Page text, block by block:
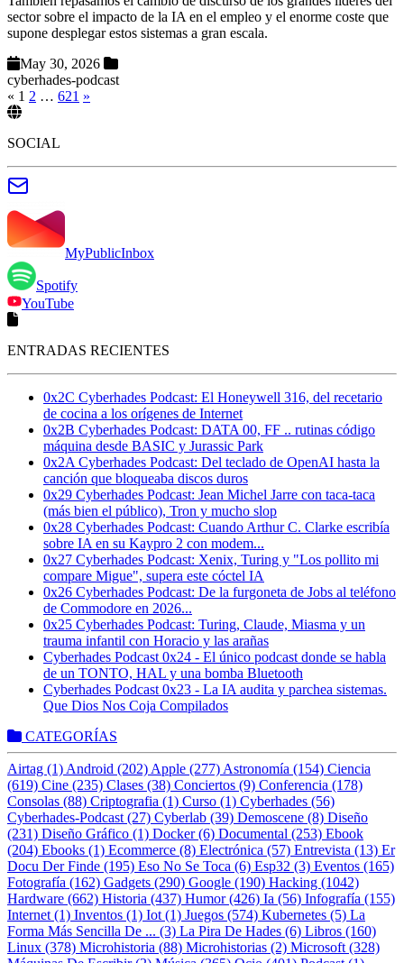
sector sobre el impacto de la IA en el empleo y el enorme coste que
supone desplegar estos sistemas a gran escala.
May 30, 2026
cyberhades-podcast
« 1 2 … 621 »
SOCIAL
MyPublicInbox
Spotify
YouTube
ENTRADAS RECIENTES
0x2C Cyberhades Podcast: El Honeywell 316, del recetario
de cocina a los orígenes de Internet
0x2B Cyberhades Podcast: DATA 00, FF .. rutinas código
máquina desde BASIC y Jurassic Park
0x2A Cyberhades Podcast: Del teclado de OpenAI hasta la
canción que bloqueaba discos duros
0x29 Cyberhades Podcast: Jean Michel Jarre con taca-taca
(más bien el público), Tron y mucho slop
0x28 Cyberhades Podcast: Cuando Arthur C. Clarke escribía
sobre IA en su Kaypro 2 con modem...
0x27 Cyberhades Podcast: Xenix, Turing y "Los pollito mi
compare Migue", supera este cóctel IA
0x26 Cyberhades Podcast: De la furgoneta de Jobs al teléfono
de Commodore en 2026...
0x25 Cyberhades Podcast: Turing, Claude, Miasma y un
trauma infantil con Horacio y las arañas
Cyberhades Podcast 0x24 - El único podcast donde se habla
de un TONTO, HAL y una bomba Bluetooth
Cyberhades Podcast 0x23 - La IA audita y parchea sistemas.
Que Dios Nos Coja Compilados
CATEGORÍAS
Airtag (1) Android (202) Apple (277) Astronomía (154) Ciencia
(619) Cine (235) Clases (38) Conciertos (9) Conferencia (178)
Consolas (88) Criptografia (1) Curso (1) Cyberhades (56)
Cyberhades-Podcast (27) Cyberlab (39) Demoscene (8) Diseño
(231) Diseño Gráfico (1) Docker (6) Documental (253) Ebook
(204) Ebooks (1) Ecommerce (8) Electrónica (57) Entrevista (13) Er
Docu Der Finde (195) Eso No Se Toca (6) Esp32 (3) Eventos (165)
Fotografía (162) Gadgets (290) Google (190) Hacking (1042)
Hardware (662) Historia (437) Humor (426) Ia (56) Infografía (155)
Internet (1) Inventos (1) Iot (1) Juegos (574) Kubernetes (5) La
Forma Más Sencilla De ... (3) La Pira De Hades (6) Libros (160)
Linux (378) Microhistoria (88) Microhistorias (2) Microsoft (328)